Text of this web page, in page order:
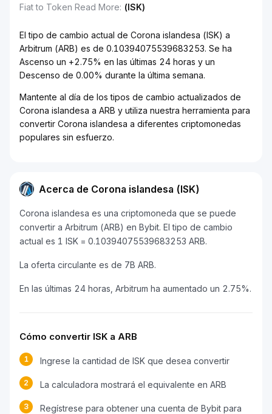
Fiat to Token Read More: (ISK)
El tipo de cambio actual de Corona islandesa (ISK) a
Arbitrum (ARB) es de 0.10394075539683253. Se ha
Ascenso un +2.75% en las últimas 24 horas y un
Descenso de 0.00% durante la última semana.
Mantente al día de los tipos de cambio actualizados de
Corona islandesa a ARB y utiliza nuestra herramienta para
convertir Corona islandesa a diferentes criptomonedas
populares sin esfuerzo.
Acerca de Corona islandesa (ISK)
Corona islandesa es una criptomoneda que se puede
convertir a Arbitrum (ARB) en Bybit. El tipo de cambio
actual es 1 ISK = 0.10394075539683253 ARB.
La oferta circulante es de 7B ARB.
En las últimas 24 horas, Arbitrum ha aumentado un 2.75%.
Cómo convertir ISK a ARB
1 Ingrese la cantidad de ISK que desea convertir
2 La calculadora mostrará el equivalente en ARB
3
Regístrese para obtener una cuenta de Bybit para